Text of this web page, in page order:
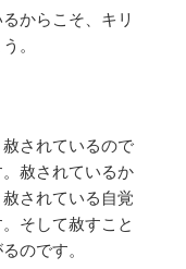
からこそ、キリ
。
されているので
赦されているか
されている自覚
そして赦すこと
のです。